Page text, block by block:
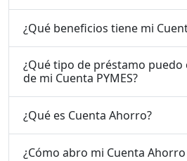
¿Qué beneficios tiene mi
¿Qué tipo de préstamo
de mi Cuenta PYMES?
¿Qué es Cuenta Ahorro?
¿Cómo abro mi Cuenta Ahorro